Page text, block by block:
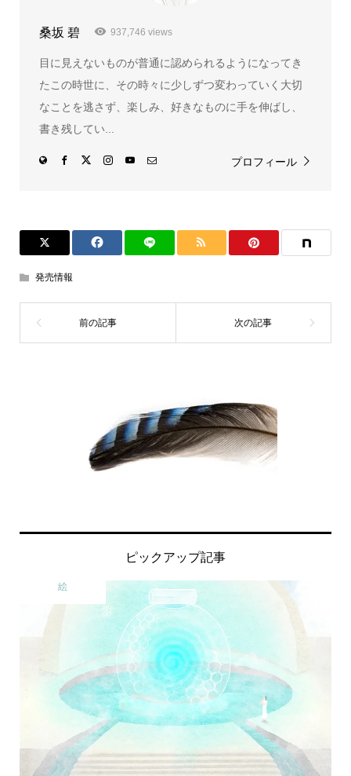
桑坂 碧 937,746 views
目に見えないものが普通に認められるようになってき
たこの時世に、その時々に少しずつ変わっていく大切
なことを逃さず、楽しみ、好きなものに手を伸ばし、
書き残してい...
プロフィール
発売情報
ピックアップ記事
絵